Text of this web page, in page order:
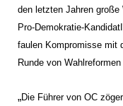
den letzten Jahren große
Pro-Demokratie-
faulen Kompromisse mit
Runde von Wahlreformen
„Die Führer von OC